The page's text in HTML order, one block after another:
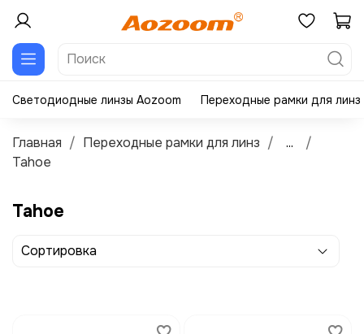
Светодиодные линзы Aozoom Переходные рамки для линз
Главная Переходные рамки для линз
...
Tahoe
Tahoe